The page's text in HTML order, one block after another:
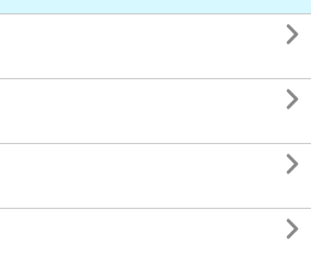



